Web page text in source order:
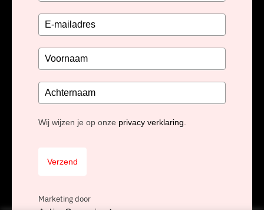
Wij wijzen je op onze privacy verklaring
Verzend
Marketing door